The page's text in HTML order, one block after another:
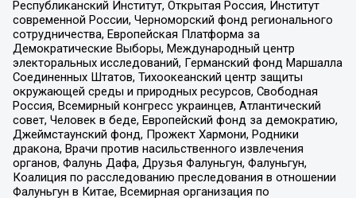
Республиканский Институт, Открытая Россия, Институт
современной России, Черноморский фонд регионального
сотрудничества, Европейская Платформа за
Демократические Выборы, Международный центр
электоральных исследований, Германский фонд Маршалла
Соединенных Штатов, Тихоокеанский центр защиты
окружающей среды и природных ресурсов, Свободная
Россия, Всемирный конгресс украинцев, Атлантический
совет, Человек в беде, Европейский фонд за демократию,
Джеймстаунский фонд, Прожект Хармони, Родники
дракона, Врачи против насильственного извлечения
органов, Фалунь Дафа, Друзья Фалуньгун, Фалуньгун,
Коалиция по расследованию преследования в отношении
Фалуньгун в Китае, Всемирная организация по